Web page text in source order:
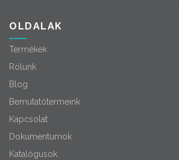
OLDALAK
Termékek
Rólunk
Blog
Bemutatótermeink
Kapcsolat
Dokumentumok
Katalógusok